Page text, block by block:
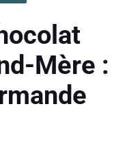
Mère :